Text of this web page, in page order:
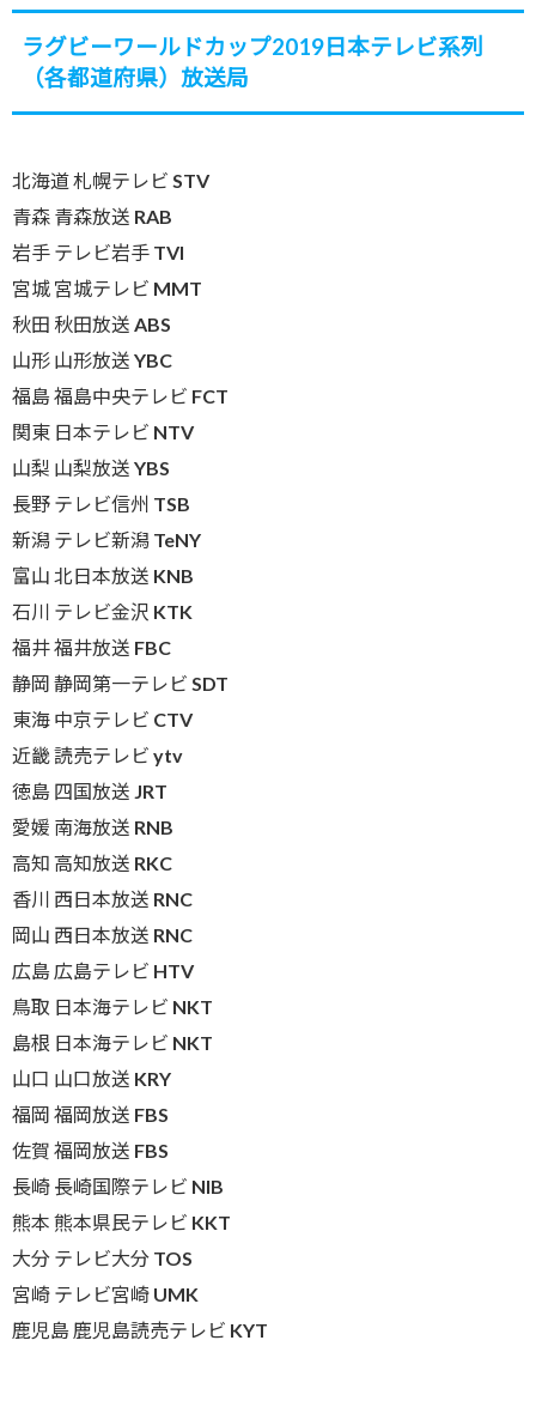
ラグビーワールドカップ2019日本テレビ系列
（各都道府県）放送局
北海道 札幌テレビ STV
青森 青森放送 RAB
岩手 テレビ岩手 TVI
宮城 宮城テレビ MMT
秋田 秋田放送 ABS
山形 山形放送 YBC
福島 福島中央テレビ FCT
関東 日本テレビ NTV
山梨 山梨放送 YBS
長野 テレビ信州 TSB
新潟 テレビ新潟 TeNY
富山 北日本放送 KNB
石川 テレビ金沢 KTK
福井 福井放送 FBC
静岡 静岡第一テレビ SDT
東海 中京テレビ CTV
近畿 読売テレビ ytv
徳島 四国放送 JRT
愛媛 南海放送 RNB
高知 高知放送 RKC
香川 西日本放送 RNC
岡山 西日本放送 RNC
広島 広島テレビ HTV
鳥取 日本海テレビ NKT
島根 日本海テレビ NKT
山口 山口放送 KRY
福岡 福岡放送 FBS
佐賀 福岡放送 FBS
長崎 長崎国際テレビ NIB
熊本 熊本県民テレビ KKT
大分 テレビ大分 TOS
宮崎 テレビ宮崎 UMK
鹿児島 鹿児島読売テレビ KYT